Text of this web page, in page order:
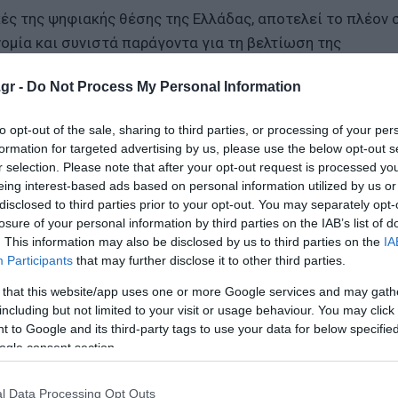
- Do Not Process My Personal Information
opt-out of the sale, sharing to third parties, or processing of your
for targeted advertising by us, please use the below opt-out
selection. Please note that after your opt-out request is processed
interest-based ads based on personal information utilized by us
to third parties prior to your opt-out. You may separately
of your personal information by third parties on the IAB’s list of
This information may also be disclosed by us to third parties on the
Participants that may further disclose it to other third parties.
that this website/app uses one or more Google services and may
but not limited to your visit or usage behaviour. You may
to Google and its third-party tags to use your data for below
consent section.
Data Processing Opt Outs
της ψηφιακής θέσης της Ελλάδας, αποτελεί το πλέον
και συνιστά παράγοντα για τη βελτίωση της
και προώθησης της βιώσιμης ανάπτυξης.
κάθε φορέα και οργανισμό, ώστε να ανοίξει με
Ψηφιακής Διακυβέρνησης και Τεχνητής
Σε ποια σημεία θα μπουν κάμερες
υπάλληλος του ΔΕΔΔΗΕ
του Γαλατά Τροιζηνίας
Lykavitos.gr στο Google News
όλες τις ειδήσεις